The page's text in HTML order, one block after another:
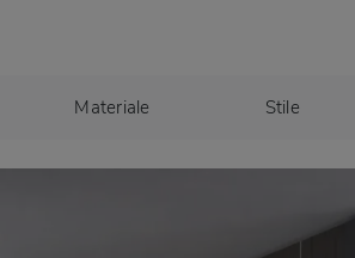
Materiale Stile